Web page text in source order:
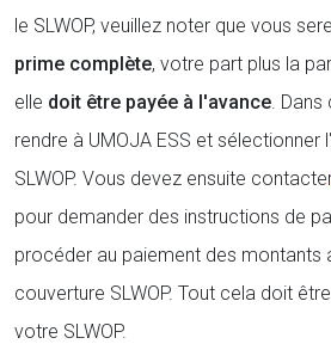
le SLWOP, veuillez noter que vous
prime complète, votre part plus la
elle doit être payée à l'avance .
rendre à UMOJA ESS et sélectionner
SLWOP. Vous devez ensuite
pour demander des instructions de
procéder au paiement des montants
couverture SLWOP. Tout cela doit
votre SLWOP.